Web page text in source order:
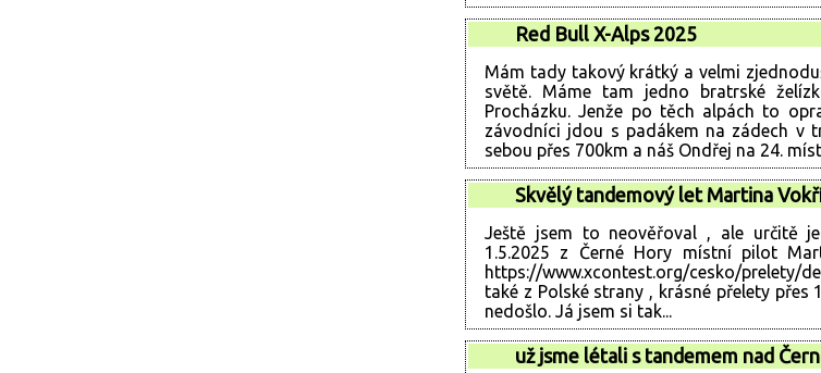
Red Bull X-Alps 2025
Mám tady takový krátký a velmi
světě. Máme tam jedno bratrské
Procházku. Jenže po těch alpách to
závodníci jdou s padákem na zádech v
sebou přes 700km a náš Ondřej na 24.
Skvělý tandemový let Martina
Ještě jsem to neověřoval , ale určitě
1.5.2025 z Černé Hory místní pilot
https://www.xcontest.org/cesko/prelety/
také z Polské strany , krásné přelety přes
nedošlo. Já jsem si tak...
už jsme létali s tandemem nad